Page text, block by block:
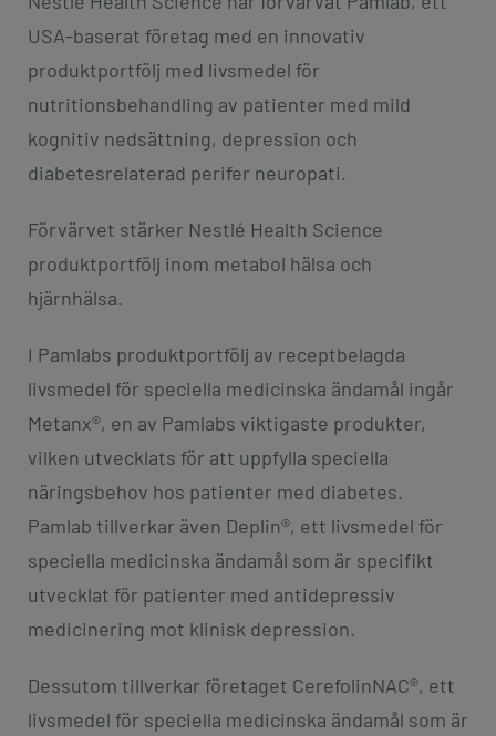
USA-baserat företag med en innovativ
produktportfölj med livsmedel för
nutritionsbehandling av patienter med mild
kognitiv nedsättning, depression och
diabetesrelaterad perifer neuropati.
Förvärvet stärker Nestlé Health Science
produktportfölj inom metabol hälsa och
hjärnhälsa.
I Pamlabs produktportfölj av receptbelagda
livsmedel för speciella medicinska ändamål ingår
Metanx®, en av Pamlabs viktigaste produkter,
vilken utvecklats för att uppfylla speciella
näringsbehov hos patienter med diabetes.
Pamlab tillverkar även Deplin®, ett livsmedel för
speciella medicinska ändamål som är specifikt
utvecklat för patienter med antidepressiv
medicinering mot klinisk depression.
Dessutom tillverkar företaget CerefolinNAC®, ett
livsmedel för speciella medicinska ändamål som är